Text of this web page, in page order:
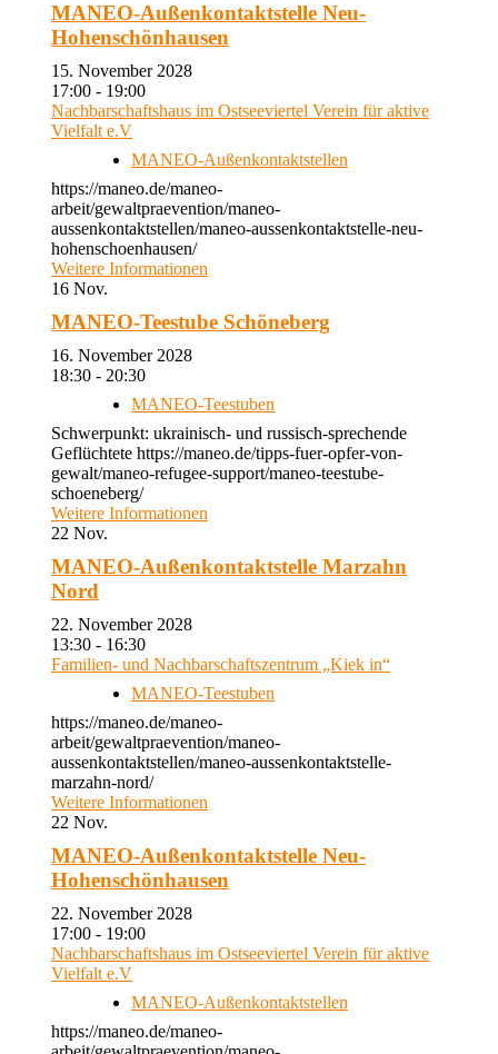
MANEO-Außenkontaktstelle Neu-
Hohenschönhausen
15. November 2028
17:00 - 19:00
Nachbarschaftshaus im Ostseeviertel Verein für aktive
Vielfalt e.V
MANEO-Außenkontaktstellen
https://maneo.de/maneo-
arbeit/gewaltpraevention/maneo-
aussenkontaktstellen/maneo-aussenkontaktstelle-neu-
hohenschoenhausen/
Weitere Informationen
16 Nov.
MANEO-Teestube Schöneberg
16. November 2028
18:30 - 20:30
MANEO-Teestuben
Schwerpunkt: ukrainisch- und russisch-sprechende
Geflüchtete https://maneo.de/tipps-fuer-opfer-von-
gewalt/maneo-refugee-support/maneo-teestube-
schoeneberg/
Weitere Informationen
22 Nov.
MANEO-Außenkontaktstelle Marzahn
Nord
22. November 2028
13:30 - 16:30
Familien- und Nachbarschaftszentrum „Kiek in“
MANEO-Teestuben
https://maneo.de/maneo-
arbeit/gewaltpraevention/maneo-
aussenkontaktstellen/maneo-aussenkontaktstelle-
marzahn-nord/
Weitere Informationen
22 Nov.
MANEO-Außenkontaktstelle Neu-
Hohenschönhausen
22. November 2028
17:00 - 19:00
Nachbarschaftshaus im Ostseeviertel Verein für aktive
Vielfalt e.V
MANEO-Außenkontaktstellen
https://maneo.de/maneo-